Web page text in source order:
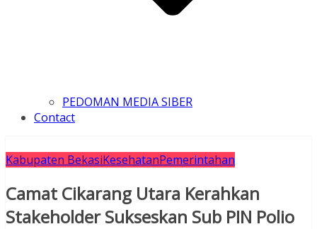
PEDOMAN MEDIA SIBER
Contact
Kabupaten BekasiKesehatanPemerintahan
Camat Cikarang Utara Kerahkan
Stakeholder Sukseskan Sub PIN Polio